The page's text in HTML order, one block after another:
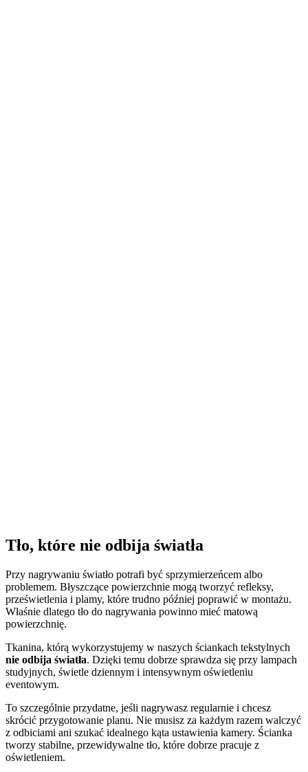
Tło, które nie odbija światła
Przy nagrywaniu światło potrafi być sprzymierzeńcem albo
problemem. Błyszczące powierzchnie mogą tworzyć refleksy,
prześwietlenia i plamy, które trudno później poprawić w montażu.
Właśnie dlatego tło do nagrywania powinno mieć matową
powierzchnię.
Tkanina, którą wykorzystujemy w naszych ściankach tekstylnych
nie odbija światła. Dzięki temu dobrze sprawdza się przy lampach
studyjnych, świetle dziennym i intensywnym oświetleniu
eventowym.
To szczególnie przydatne, jeśli nagrywasz regularnie i chcesz
skrócić przygotowanie planu. Nie musisz za każdym razem walczyć
z odbiciami ani szukać idealnego kąta ustawienia kamery. Ścianka
tworzy stabilne, przewidywalne tło, które dobrze pracuje z
oświetleniem.